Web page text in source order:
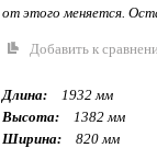
от этого меняется.
Добавить к
Длина:
1932 мм
Высота:
1382 мм
Ширина:
820 мм